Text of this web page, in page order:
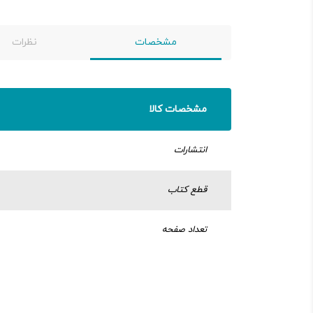
مشخصات نظرات
مشخصات کالا
انتشارات
قطع کتاب
تعداد صفحه